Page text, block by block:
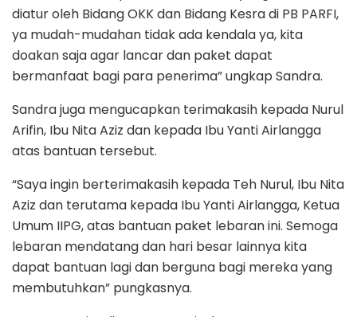
diatur oleh Bidang OKK dan Bidang Kesra di PB PARFI,
ya mudah-mudahan tidak ada kendala ya, kita
doakan saja agar lancar dan paket dapat
bermanfaat bagi para penerima” ungkap Sandra.
Sandra juga mengucapkan terimakasih kepada Nurul
Arifin, Ibu Nita Aziz dan kepada Ibu Yanti Airlangga
atas bantuan tersebut.
“Saya ingin berterimakasih kepada Teh Nurul, Ibu Nita
Aziz dan terutama kepada Ibu Yanti Airlangga, Ketua
Umum IIPG, atas bantuan paket lebaran ini. Semoga
lebaran mendatang dan hari besar lainnya kita
dapat bantuan lagi dan berguna bagi mereka yang
membutuhkan” pungkasnya.